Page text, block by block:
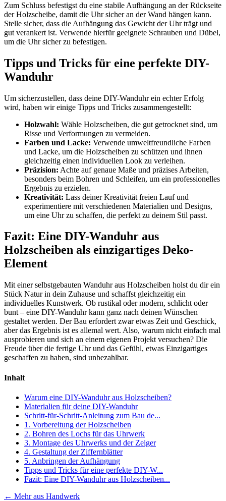
Zum Schluss befestigst du eine stabile Aufhängung an der Rückseite
der Holzscheibe, damit die Uhr sicher an der Wand hängen kann.
Stelle sicher, dass die Aufhängung das Gewicht der Uhr trägt und
gut verankert ist. Verwende hierfür geeignete Schrauben und Dübel,
um die Uhr sicher zu befestigen.
Tipps und Tricks für eine perfekte DIY-
Wanduhr
Um sicherzustellen, dass deine DIY-Wanduhr ein echter Erfolg
wird, haben wir einige Tipps und Tricks zusammengestellt:
Holzwahl: Wähle Holzscheiben, die gut getrocknet sind, um
Risse und Verformungen zu vermeiden.
Farben und Lacke: Verwende umweltfreundliche Farben
und Lacke, um die Holzscheiben zu schützen und ihnen
gleichzeitig einen individuellen Look zu verleihen.
Präzision: Achte auf genaue Maße und präzises Arbeiten,
besonders beim Bohren und Schleifen, um ein professionelles
Ergebnis zu erzielen.
Kreativität: Lass deiner Kreativität freien Lauf und
experimentiere mit verschiedenen Materialien und Designs,
um eine Uhr zu schaffen, die perfekt zu deinem Stil passt.
Fazit: Eine DIY-Wanduhr aus
Holzscheiben als einzigartiges Deko-
Element
Mit einer selbstgebauten Wanduhr aus Holzscheiben holst du dir ein
Stück Natur in dein Zuhause und schaffst gleichzeitig ein
individuelles Kunstwerk. Ob rustikal oder modern, schlicht oder
bunt – eine DIY-Wanduhr kann ganz nach deinen Wünschen
gestaltet werden. Der Bau erfordert zwar etwas Zeit und Geschick,
aber das Ergebnis ist es allemal wert. Also, warum nicht einfach mal
ausprobieren und sich an einem eigenen Projekt versuchen? Die
Freude über die fertige Uhr und das Gefühl, etwas Einzigartiges
geschaffen zu haben, sind unbezahlbar.
Inhalt
Warum eine DIY-Wanduhr aus Holzscheiben?
Materialien für deine DIY-Wanduhr
Schritt-für-Schritt-Anleitung zum Bau de...
1. Vorbereitung der Holzscheiben
2. Bohren des Lochs für das Uhrwerk
3. Montage des Uhrwerks und der Zeiger
4. Gestaltung der Ziffernblätter
5. Anbringen der Aufhängung
Tipps und Tricks für eine perfekte DIY-W...
Fazit: Eine DIY-Wanduhr aus Holzscheiben...
← Mehr aus Handwerk